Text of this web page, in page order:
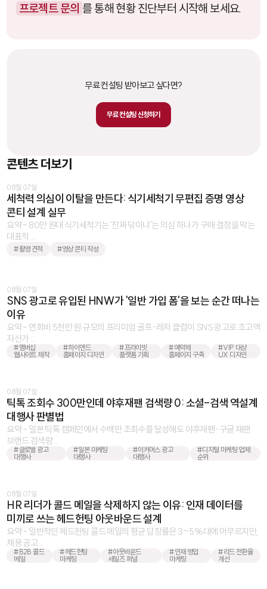
프로젝트 문의 를 통해 현황 진단부터 시작해 보세요.
무료 컨설팅 받아보고 싶다면?
무료 컨설팅 신청하기
콘텐츠 더보기
08월 07일
세척력 의심이 이탈을 만든다: 식기세척기 무편집 증명 영상
콘티 설계 실무
요약 - 80만 원대 식기세척기는 '진짜 닦이냐'는 의심 하나가 구매 결정을 막는
대표적 ...
#촬영 견적 #영상 콘티 작성
08월 07일
SNS 광고로 유입된 HNW가 '일반 가입 폼'을 보는 순간 떠나는
이유
요약 - 연회비 5천만 원 규모의 프리미엄 골프·레저 클럽이 SNS 광고로 초고액
자산가 ...
#멤버십
웹사이트 제작
#하이엔드
홈페이지 디자인
#프라이빗
플랫폼 기획
#예약제
홈페이지 구축
#VIP 대상
UX 디자인
08월 07일
틱톡 조회수 300만인데 야후재팬 검색량 0: 소셜-검색 역설계
대행사 판별법
요약 - 일본 틱톡 캠페인에서 수백만 조회수를 달성해도 야후재팬·구글 재팬
브랜드 검색량 ...
#글로벌 광고
대행사
#일본 마케팅
대행사
#이커머스 광고
대행사
#디지털 마케팅 업체
순위
08월 07일
HR 리더가 콜드 메일을 삭제하지 않는 이유: 인재 데이터를
미끼로 쓰는 헤드헌팅 아웃바운드 설계
요약 - 일반적인 헤드헌팅 콜드 메일의 평균 답장률은 3~5%대에 머무르지만,
채용 공고 ...
#B2B 콜드
메일
#헤드헌팅
마케팅
#아웃바운드
세일즈 퍼널
#인재 영입
마케팅
#리드 전환율
개선